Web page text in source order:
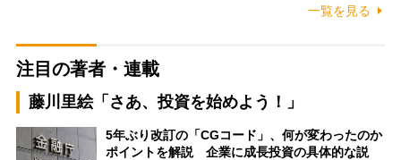
一覧を見る
注目の著者・連載
藤川里絵「さあ、投資を始めよう！」
5年ぶり改訂の「CGコード」、何が変わったのか
ポイントを解説 企業に成長投資の具体的な説